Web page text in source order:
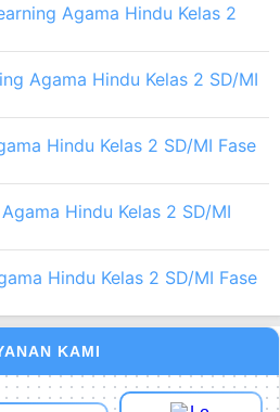
Agama Hindu Kelas 2
Agama Hindu Kelas 2 SD/MI
Hindu Kelas 2 SD/MI Fase
Hindu Kelas 2 SD/MI
Hindu Kelas 2 SD/MI Fase
KAMI